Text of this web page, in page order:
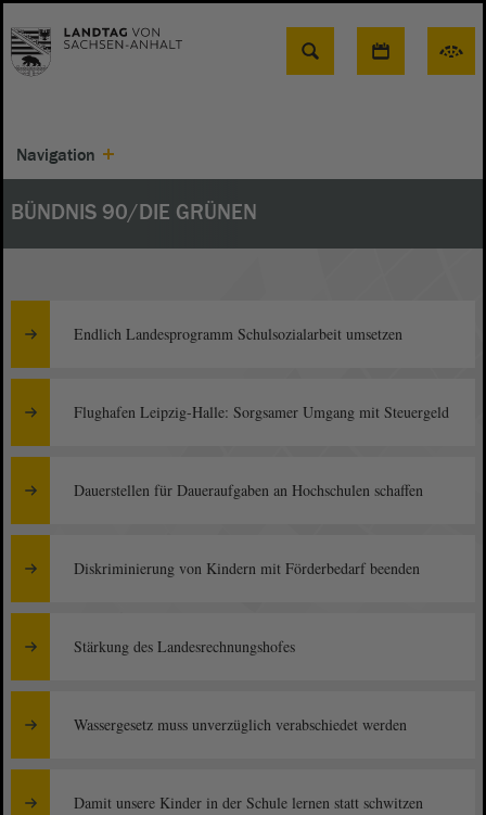
Suche
Navigation
BÜNDNIS 90/DIE GRÜNEN
Endlich Landesprogramm Schulsozialarbeit umsetzen
Flughafen Leipzig-Halle: Sorgsamer Umgang mit Steuergeld
Dauerstellen für Daueraufgaben an Hochschulen schaffen
Diskriminierung von Kindern mit Förderbedarf beenden
Stärkung des Landesrechnungshofes
Wassergesetz muss unverzüglich verabschiedet werden
Damit unsere Kinder in der Schule lernen statt schwitzen